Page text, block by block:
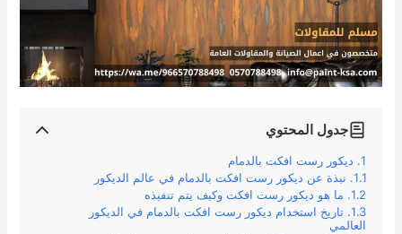
جدول المحتوي
ديكور رست افكت بالدمام
نبذة عن ديكور رست افكت بالدمام في عالم الديكور
ما هو ديكور رست افكت وكيف يتم تنفيذه
تاريخ استخدام ديكور رست افكت بالدمام في الديكور
العالمي